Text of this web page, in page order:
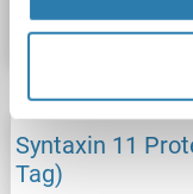
Fiche
Syntaxin 11
Tag)